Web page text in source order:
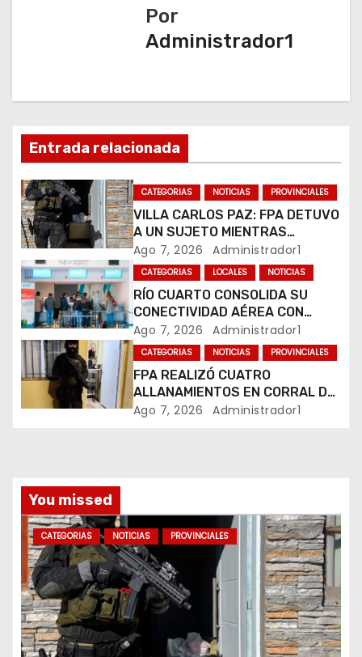
ó
n
d
e
e
n
t
a
s
Por
Administrador1
Entrada relacionada
CATEGORIAS NOTICIAS PROVINCIALES
VILLA CARLOS PAZ: FPA DETUVO
A UN SUJETO MIENTRAS
COMERCIALIZABA COCAÍNA Y
MARIHUANA EN UNA PLAZA
Ago 7, 2026 Administrador1
CATEGORIAS LOCALES NOTICIAS
RÍO CUARTO CONSOLIDA SU
CONECTIVIDAD AÉREA CON
CUATRO VUELOS SEMANALES A
BUENOS AIRES
Ago 7, 2026 Administrador1
CATEGORIAS NOTICIAS PROVINCIALES
FPA REALIZÓ CUATRO
ALLANAMIENTOS EN CORRAL DE
BUSTOS-IFFLINGER
Ago 7, 2026 Administrador1
You missed
CATEGORIAS NOTICIAS PROVINCIALES